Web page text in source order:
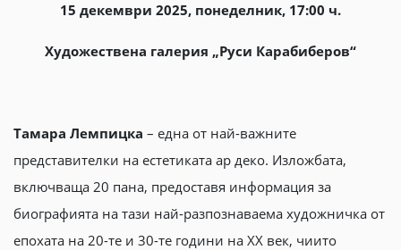
15 декември 2025, понеделник, 17:00 ч.
Художествена галерия „Руси Карабиберов“
Тамара Лемпицка – една от най-важните
представителки на естетиката ар деко. Изложбата,
включваща 20 пана, предоставя информация за
биографията на тази най-разпознаваема художничка от
епохата на 20-те и 30-те години на ХХ век, чиито